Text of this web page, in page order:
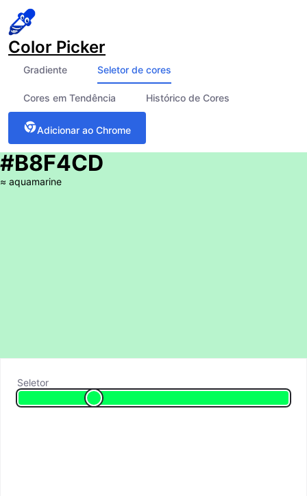
Color Picker
Gradiente Seletor de cores
Cores em Tendência Histórico de Cores
Adicionar ao Chrome
#B8F4CD
≈ aquamarine
Seletor